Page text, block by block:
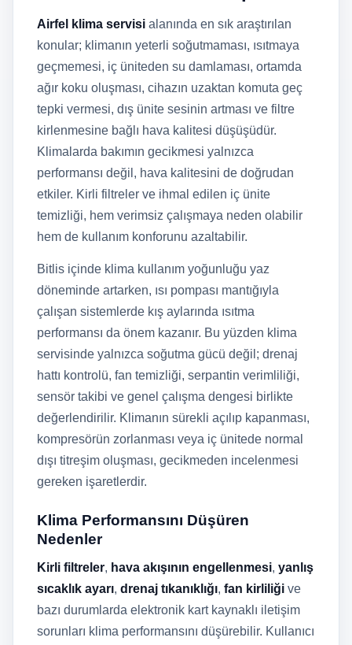
Airfel klima servisi alanında en sık araştırılan
konular; klimanın yeterli soğutmaması, ısıtmaya
geçmemesi, iç üniteden su damlaması, ortamda
ağır koku oluşması, cihazın uzaktan komuta geç
tepki vermesi, dış ünite sesinin artması ve filtre
kirlenmesine bağlı hava kalitesi düşüşüdür.
Klimalarda bakımın gecikmesi yalnızca
performansı değil, hava kalitesini de doğrudan
etkiler. Kirli filtreler ve ihmal edilen iç ünite
temizliği, hem verimsiz çalışmaya neden olabilir
hem de kullanım konforunu azaltabilir.
Bitlis içinde klima kullanım yoğunluğu yaz
döneminde artarken, ısı pompası mantığıyla
çalışan sistemlerde kış aylarında ısıtma
performansı da önem kazanır. Bu yüzden klima
servisinde yalnızca soğutma gücü değil; drenaj
hattı kontrolü, fan temizliği, serpantin verimliliği,
sensör takibi ve genel çalışma dengesi birlikte
değerlendirilir. Klimanın sürekli açılıp kapanması,
kompresörün zorlanması veya iç ünitede normal
dışı titreşim oluşması, gecikmeden incelenmesi
gereken işaretlerdir.
Klima Performansını Düşüren
Nedenler
Kirli filtreler, hava akışının engellenmesi, yanlış
sıcaklık ayarı, drenaj tıkanıklığı, fan kirliliği ve
bazı durumlarda elektronik kart kaynaklı iletişim
sorunları klima performansını düşürebilir. Kullanıcı